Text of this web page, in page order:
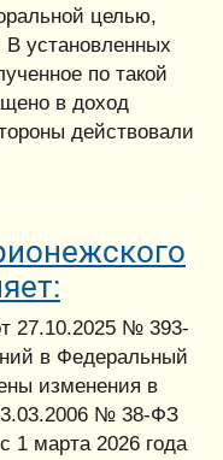
целью,
установленных
по такой
в доход
действовали
27.10.2025 № 393-
в Федеральный
изменения в
№ 38-ФЗ
1 марта 2026 года